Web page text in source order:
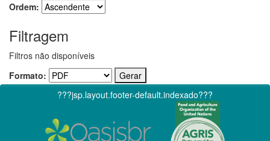
Ordem:
Filtragem
Filtros não disponíveis
Formato:
???jsp.layout.footer-default.indexado???